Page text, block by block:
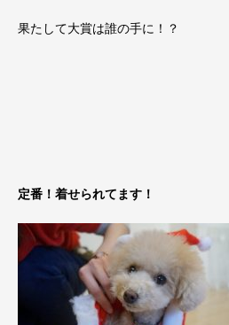
果たして大賞は誰の手に！？
定番！着せられてます！